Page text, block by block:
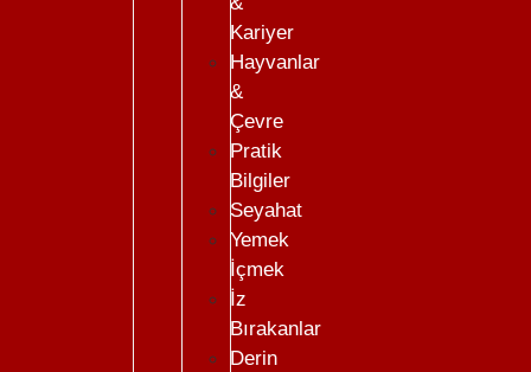
Kariyer
Hayvanlar
&
Çevre
Pratik
Bilgiler
Seyahat
Yemek
İçmek
İz
Bırakanlar
Derin